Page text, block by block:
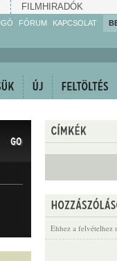
FILMHIRADÓK
FÓRUM KAPCSOLAT
Ehhez a felvételhez
GO